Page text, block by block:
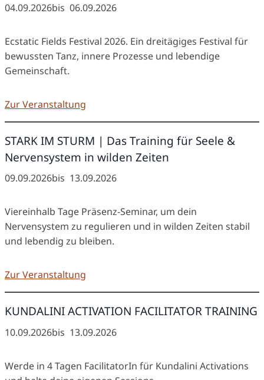
04.09.2026bis 06.09.2026
Ecstatic Fields Festival 2026. Ein dreitägiges Festival für
bewussten Tanz, innere Prozesse und lebendige
Gemeinschaft.
Zur Veranstaltung
STARK IM STURM | Das Training für Seele &
Nervensystem in wilden Zeiten
09.09.2026bis 13.09.2026
Viereinhalb Tage Präsenz-Seminar, um dein
Nervensystem zu regulieren und in wilden Zeiten stabil
und lebendig zu bleiben.
Zur Veranstaltung
KUNDALINI ACTIVATION FACILITATOR TRAINING
10.09.2026bis 13.09.2026
Werde in 4 Tagen FacilitatorIn für Kundalini Activations